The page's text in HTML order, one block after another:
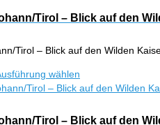
Produktseite
werden
mehrere
Varianten
Die
können
auf
Tirol – Blick auf den
Tirol – Blick auf den Wilden
wählen
Produkt
mehrere
Tirol – Blick auf den